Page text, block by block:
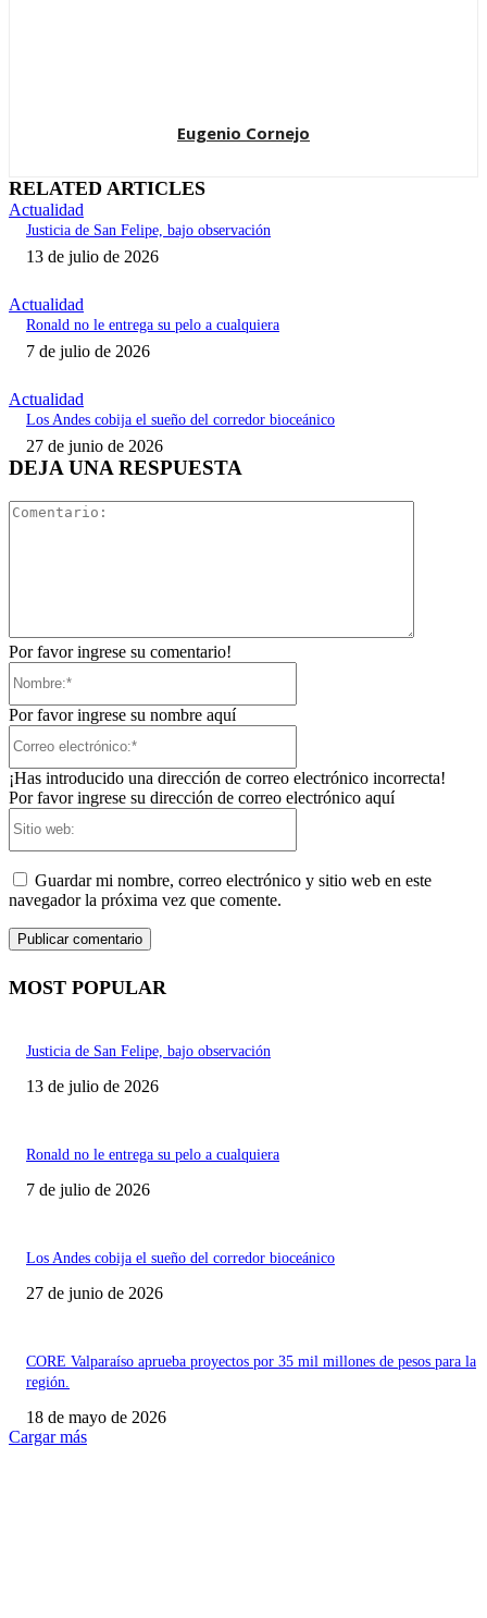
Eugenio Cornejo
RELATED ARTICLES
Actualidad
Justicia de San Felipe, bajo observación
13 de julio de 2026
Actualidad
Ronald no le entrega su pelo a cualquiera
7 de julio de 2026
Actualidad
Los Andes cobija el sueño del corredor bioceánico
27 de junio de 2026
DEJA UNA RESPUESTA
Por favor ingrese su comentario!
Por favor ingrese su nombre aquí
¡Has introducido una dirección de correo electrónico incorrecta!
Por favor ingrese su dirección de correo electrónico aquí
Guardar mi nombre, correo electrónico y sitio web en este
navegador la próxima vez que comente.
MOST POPULAR
Justicia de San Felipe, bajo observación
13 de julio de 2026
Ronald no le entrega su pelo a cualquiera
7 de julio de 2026
Los Andes cobija el sueño del corredor bioceánico
27 de junio de 2026
CORE Valparaíso aprueba proyectos por 35 mil millones de pesos para la
región.
18 de mayo de 2026
Cargar más